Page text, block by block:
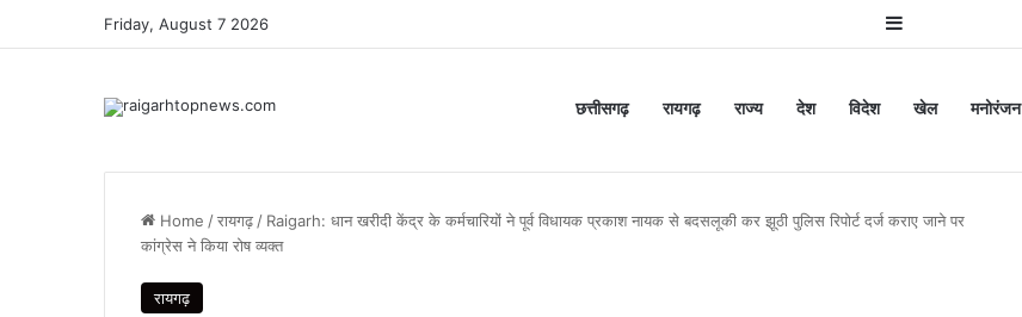
Friday, August 7 2026 Sidebar
छत्तीसगढ़ रायगढ़ राज्य देश विदेश खेल मनोरंजन
Home /रायगढ़ / Raigarh: धान खरीदी केंद्र के कर्मचारियों ने पूर्व विधायक प्रकाश नायक से बदसलूकी कर झूठी पुलिस रिपोर्ट दर्ज कराए जाने पर
कांग्रेस ने किया रोष व्यक्त
रायगढ़